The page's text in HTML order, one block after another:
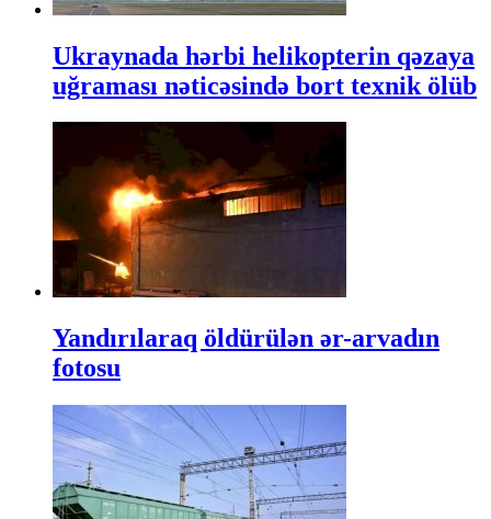
Ukraynada hərbi helikopterin qəzaya
uğraması nəticəsində bort texnik ölüb
Yandırılaraq öldürülən ər-arvadın
fotosu